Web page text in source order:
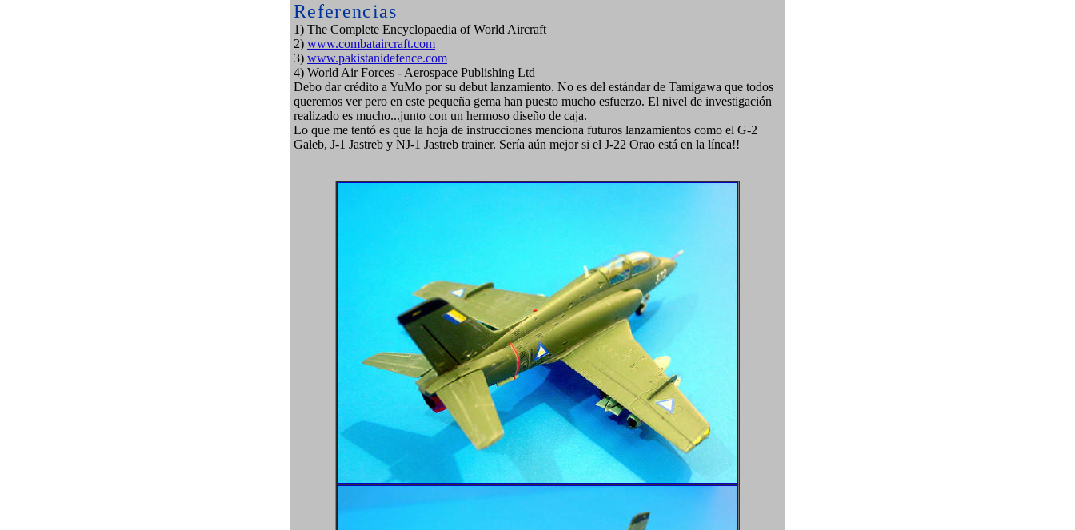
Referencias
1) The Complete Encyclopaedia of World Aircraft
2) www.combataircraft.com
3) www.pakistanidefence.com
4) World Air Forces - Aerospace Publishing Ltd
Debo dar crédito a YuMo por su debut lanzamiento. No es del estándar de Tamigawa que todos
queremos ver pero en este pequeña gema han puesto mucho esfuerzo. El nivel de investigación
realizado es mucho...junto con un hermoso diseño de caja.
Lo que me tentó es que la hoja de instrucciones menciona futuros lanzamientos como el G-2
Galeb, J-1 Jastreb y NJ-1 Jastreb trainer. Sería aún mejor si el J-22 Orao está en la línea!!